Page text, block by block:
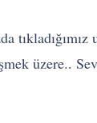
üzere..